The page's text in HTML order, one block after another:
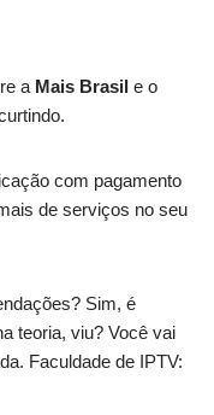
a Mais Brasil e o
com pagamento
de serviços no seu
Sim, é
teoria, viu? Você vai
Faculdade de IPTV: